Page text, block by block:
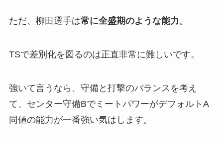
ただ、柳田選手は常に全盛期のような能力。
TSで差別化を図るのは正直非常に難しいです。
強いて言うなら、守備と打撃のバランスを考え
て、センター守備BでミートパワーがデフォルトA
同値の能力が一番強い気はします。